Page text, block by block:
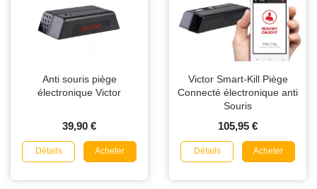
Anti souris piège
électronique Victor
39,90 €
Détails Acheter
Victor Smart-Kill Piège
Connecté électronique anti
Souris
105,95 €
Détails Acheter